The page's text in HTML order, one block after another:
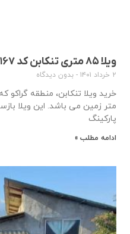
ویلا ۸۵ متری تنکابن کد ۶۱۶۷
۲ خرداد ۱۴۰۱ بدون دیدگاه
متر زمین می باشد. این ویلا
پارکینگ
ادامه مطلب »